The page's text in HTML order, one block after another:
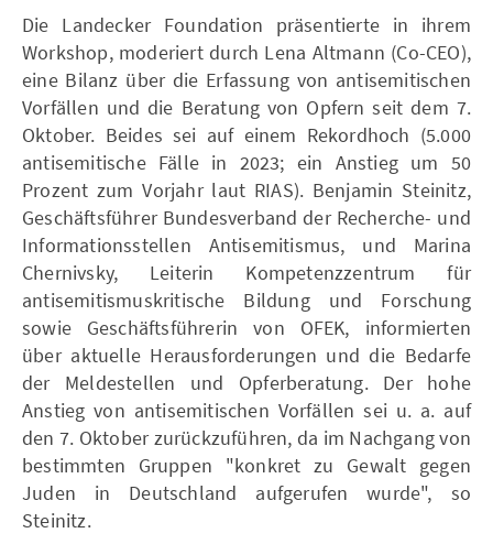
Die Landecker Foundation präsentierte in ihrem
Workshop, moderiert durch Lena Altmann (Co-CEO),
eine Bilanz über die Erfassung von antisemitischen
Vorfällen und die Beratung von Opfern seit dem 7.
Oktober. Beides sei auf einem Rekordhoch (5.000
antisemitische Fälle in 2023; ein Anstieg um 50
Prozent zum Vorjahr laut RIAS). Benjamin Steinitz,
Geschäftsführer Bundesverband der Recherche- und
Informationsstellen Antisemitismus, und Marina
Chernivsky, Leiterin Kompetenzzentrum für
antisemitismuskritische Bildung und Forschung
sowie Geschäftsführerin von OFEK, informierten
über aktuelle Herausforderungen und die Bedarfe
der Meldestellen und Opferberatung. Der hohe
Anstieg von antisemitischen Vorfällen sei u. a. auf
den 7. Oktober zurückzuführen, da im Nachgang von
bestimmten Gruppen "konkret zu Gewalt gegen
Juden in Deutschland aufgerufen wurde", so
Steinitz.